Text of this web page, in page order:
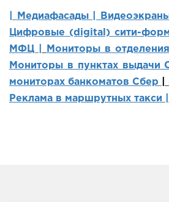
| Медиафасады |
Цифровые (digital) сити-
МФЦ |
Мониторы в
Мониторы в пунктах выдачи
мониторах банкоматов Сбер
Реклама в маршрутных такси |